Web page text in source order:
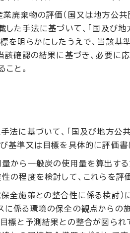
廃棄物の評価（国又は地方公
した手法に基づいて、「国及び
を明らかにしたうえで、当該
該確認の結果に基づき、必要に
こと。
法に基づいて、「国及び地方
基準又は目標を具体的に評価書
から一般炭の使用量を算出す
の程度を検討して、これらを評
全施策との整合性に係る検討）
係る環境の保全の観点からの
標と予測結果との整合が図られ